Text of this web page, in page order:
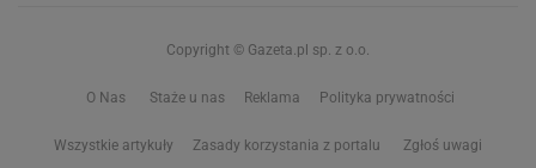
Copyright © Gazeta.pl sp. z o.o.
O Nas Staże u nas Reklama Polityka prywatności
Wszystkie artykuły Zasady korzystania z portalu Zgłoś uwagi